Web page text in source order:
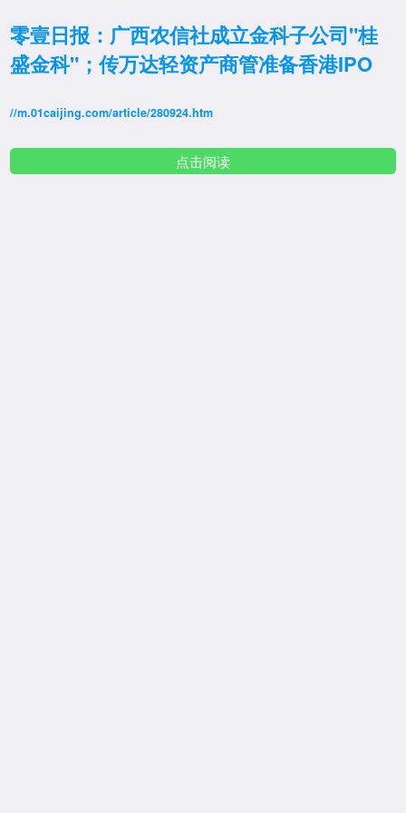
零壹日报：广西农信社成立金科子公司"桂
盛金科"；传万达轻资产商管准备香港IPO
//m.01caijing.com/article/280924.htm
点击阅读